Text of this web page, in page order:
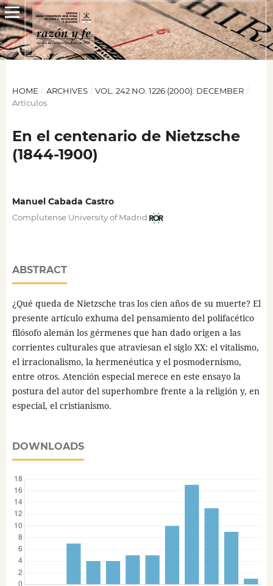
HOME / ARCHIVES / VOL. 242 NO. 1226 (2000): DECEMBER /
Artículos
En el centenario de Nietzsche
(1844-1900)
Manuel Cabada Castro
Complutense University of Madrid
ABSTRACT
¿Qué queda de Nietzsche tras los cien años de su muerte? El
presente artículo exhuma del pensamiento del polifacético
filósofo alemán los gérmenes que han dado origen a las
corrientes culturales que atraviesan el siglo XX: el vitalismo,
el irracionalismo, la hermenéutica y el posmodernismo,
entre otros. Atención especial merece en este ensayo la
postura del autor del superhombre frente a la religión y, en
especial, el cristianismo.
DOWNLOADS